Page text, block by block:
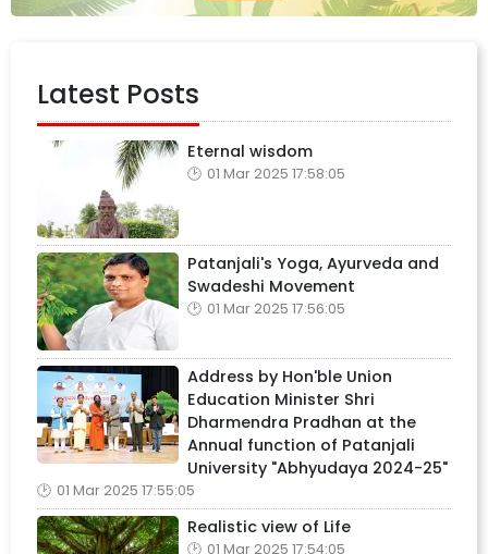
Latest Posts
Eternal wisdom
01 Mar 2025 17:58:05
Patanjali's Yoga, Ayurveda and
Swadeshi Movement
01 Mar 2025 17:56:05
Address by Hon'ble Union
Education Minister Shri
Dharmendra Pradhan at the
Annual function of Patanjali
University "Abhyudaya 2024-25"
01 Mar 2025 17:55:05
Realistic view of Life
01 Mar 2025 17:54:05